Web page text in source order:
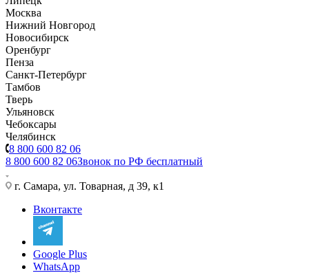
Москва
Нижний Новгород
Новосибирск
Оренбург
Пенза
Санкт-Петербург
Тамбов
Тверь
Ульяновск
Чебоксары
Челябинск
8 800 600 82 06
8 800 600 82 06Звонок по РФ бесплатный
г. Самара, ул. Товарная, д 39, к1
Вконтакте
Google Plus
WhatsApp